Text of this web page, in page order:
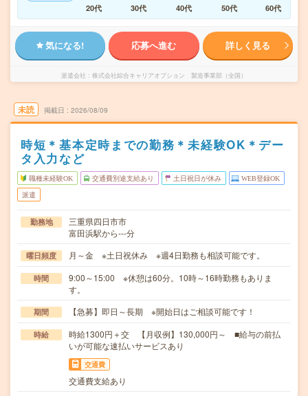
20代
30代 40代 50代 60代
気になる! 応募へ進む 詳しく見る
派遣会社 株式会社綜合キャリアオプション 製造事業部（全国）
未読 掲載日 2026/08/09
時短＊基本定時までの勤務＊未経験OK＊デー
タ入力など
職種未経験OK 交通費別途支給あり 土日祝日が休み WEB登録OK
派遣
勤務地
三重県四日市市
富田浜駅から---分
曜日頻度 月～金 ※土日祝休み ※週4日勤務も相談可能です。
時間
9:00～15:00 ※休憩は60分。10時～16時勤務もありま
す。
期間 【急募】即日～長期 ※開始日はご相談可能です！
時給
時給1300円＋交 【月収例】130,000円～ ■給与の前払
いが可能な速払いサービスあり
交通費
交通費支給あり